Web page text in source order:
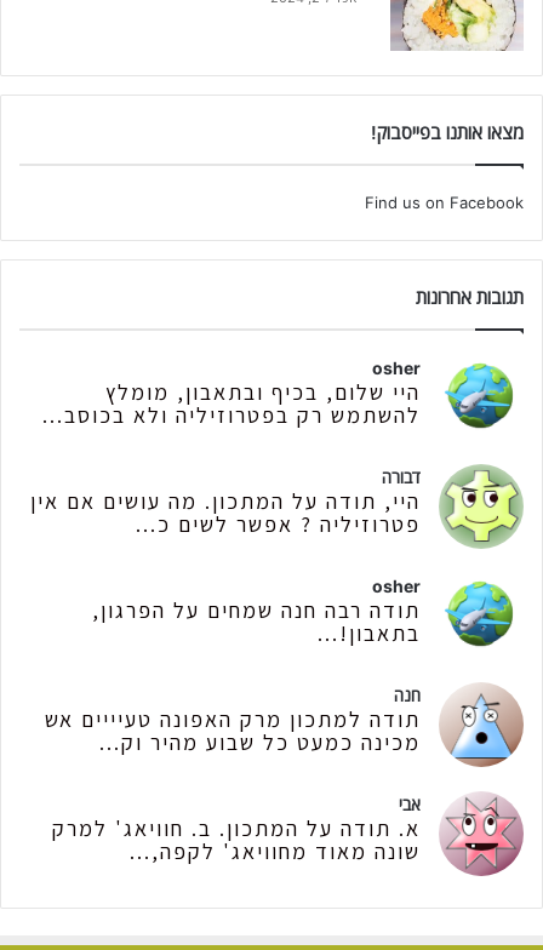
מצאו אותנו בפייסבוק!
Find us on Facebook
תגובות אחרונות
osher
היי שלום, בכיף ובתאבון, מומלץ
להשתמש רק בפטרוזיליה ולא בכוסב...
דבורה
היי, תודה על המתכון. מה עושים אם אין
פטרוזיליה ? אפשר לשים כ...
osher
תודה רבה חנה שמחים על הפרגון,
בתאבון!...
חנה
תודה למתכון מרק האפונה טעיייים אש
מכינה כמעט כל שבוע מהיר וק...
אבי
א. תודה על המתכון. ב. חוויאג' למרק
שונה מאוד מחוויאג' לקפה,...